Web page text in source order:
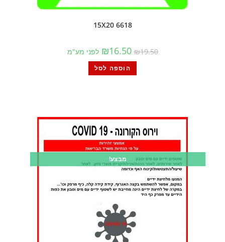
6618 15X20
₪19.50
₪16.50 לפני מע"מ
הוספה לסל
מבצע!